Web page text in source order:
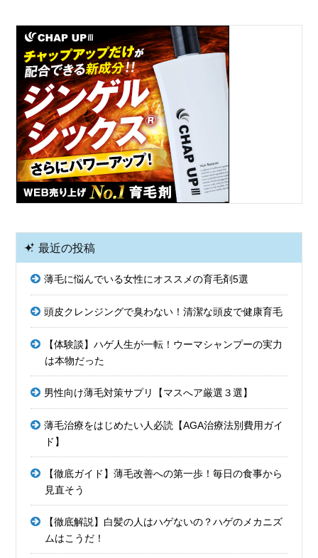
最近の投稿
薄毛に悩んでいる女性にオススメの育毛剤5選
頭皮クレンジングで臭わない！清潔な頭皮で健康育毛
【体験談】ハゲ人生が一転！ウーマシャンプーの実力
は本物だった
男性向け薄毛対策サプリ【マスへア厳選３選】
薄毛治療をはじめたい人必読【AGA治療法別費用ガイ
ド】
【徹底ガイド】薄毛改善への第一歩！毎日の食事から
見直そう
【徹底解説】白髪の人はハゲないの？ハゲのメカニズ
ムはこうだ！